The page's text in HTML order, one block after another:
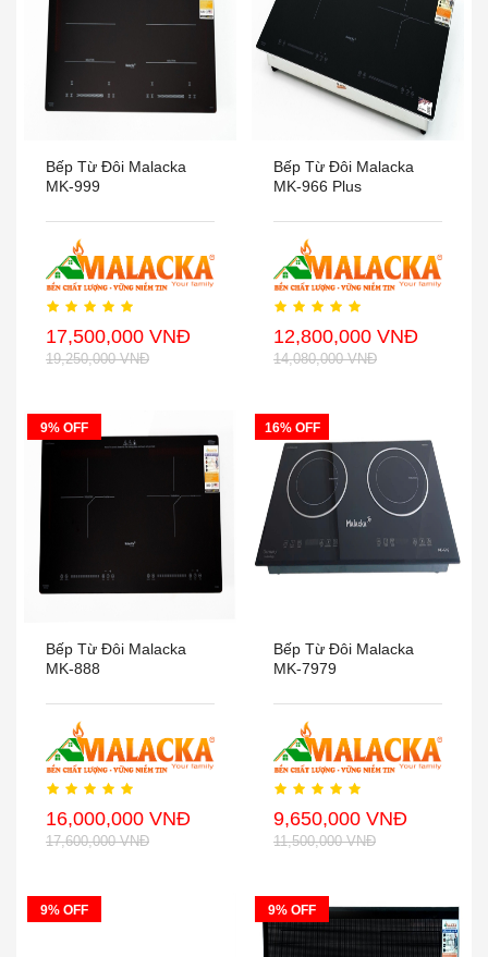
Bếp Từ Đôi Malacka
MK-999
17,500,000 VNĐ
19,250,000 VNĐ
Bếp Từ Đôi Malacka
MK-966 Plus
12,800,000 VNĐ
14,080,000 VNĐ
9% OFF
Bếp Từ Đôi Malacka
MK-888
16,000,000 VNĐ
17,600,000 VNĐ
16% OFF
Bếp Từ Đôi Malacka
MK-7979
9,650,000 VNĐ
11,500,000 VNĐ
9% OFF 9% OFF